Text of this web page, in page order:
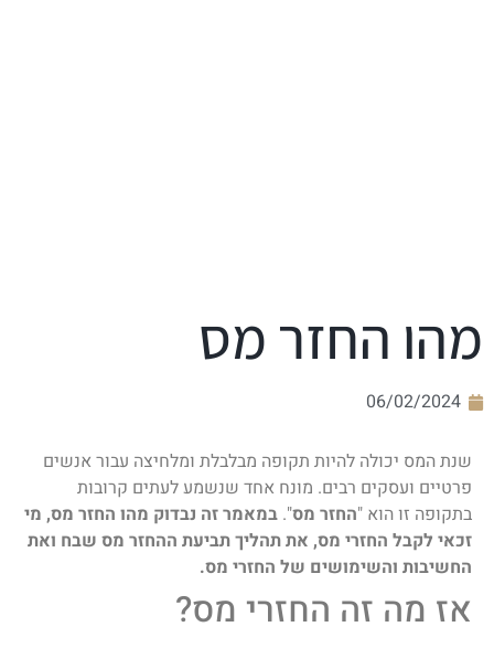
מהו החזר מס
06/02/2024
שנת המס יכולה להיות תקופה מבלבלת ומלחיצה עבור אנשים
פרטיים ועסקים רבים. מונח אחד שנשמע לעתים קרובות
בתקופה זו הוא "החזר מס". במאמר זה נבדוק מהו החזר מס, מי
זכאי לקבל החזרי מס, את תהליך תביעת ההחזר מס שבח ואת
החשיבות והשימושים של החזרי מס.
אז מה זה החזרי מס?